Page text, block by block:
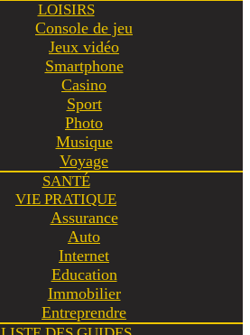
LOISIRS
Console de jeu
Jeux vidéo
Smartphone
Casino
Sport
Photo
Musique
Voyage
SANTÉ
VIE PRATIQUE
Assurance
Auto
Internet
Education
Immobilier
Entreprendre